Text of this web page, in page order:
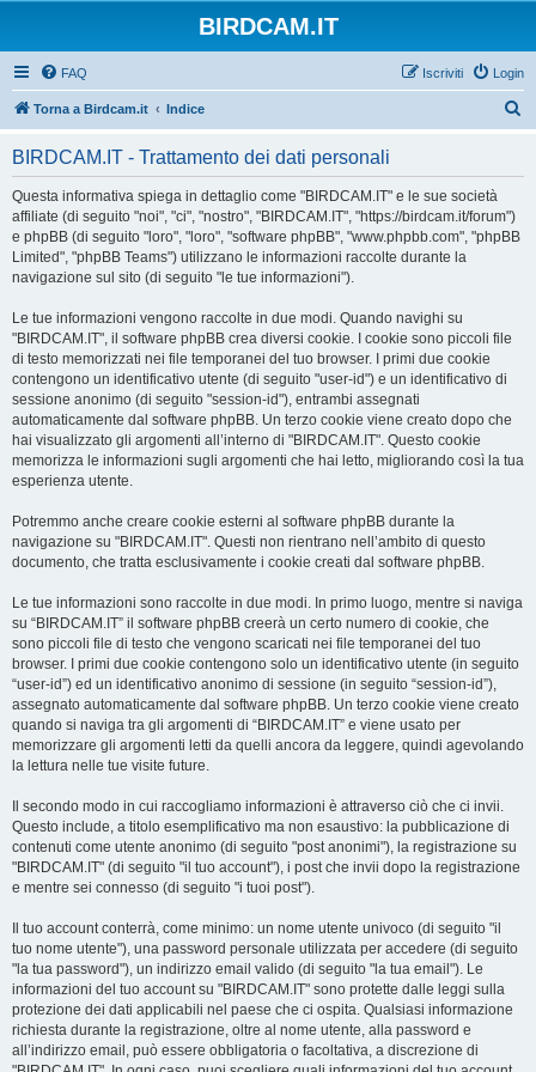
BIRDCAM.IT
FAQ Login
Iscriviti
Torna a Birdcam.it Indice
BIRDCAM.IT - Trattamento dei dati personali
Questa informativa spiega in dettaglio come "BIRDCAM.IT" e le sue società
affiliate (di seguito "noi", "ci", "nostro", "BIRDCAM.IT", "https://birdcam.it/forum")
e phpBB (di seguito "loro", "loro", "software phpBB", "www.phpbb.com", "phpBB
Limited", "phpBB Teams") utilizzano le informazioni raccolte durante la
navigazione sul sito (di seguito "le tue informazioni").
Le tue informazioni vengono raccolte in due modi. Quando navighi su
"BIRDCAM.IT", il software phpBB crea diversi cookie. I cookie sono piccoli file
di testo memorizzati nei file temporanei del tuo browser. I primi due cookie
contengono un identificativo utente (di seguito "user-id") e un identificativo di
sessione anonimo (di seguito "session-id"), entrambi assegnati
automaticamente dal software phpBB. Un terzo cookie viene creato dopo che
hai visualizzato gli argomenti all’interno di "BIRDCAM.IT". Questo cookie
memorizza le informazioni sugli argomenti che hai letto, migliorando così la tua
esperienza utente.
Potremmo anche creare cookie esterni al software phpBB durante la
navigazione su "BIRDCAM.IT". Questi non rientrano nell’ambito di questo
documento, che tratta esclusivamente i cookie creati dal software phpBB.
Le tue informazioni sono raccolte in due modi. In primo luogo, mentre si naviga
su “BIRDCAM.IT” il software phpBB creerà un certo numero di cookie, che
sono piccoli file di testo che vengono scaricati nei file temporanei del tuo
browser. I primi due cookie contengono solo un identificativo utente (in seguito
“user-id”) ed un identificativo anonimo di sessione (in seguito “session-id”),
assegnato automaticamente dal software phpBB. Un terzo cookie viene creato
quando si naviga tra gli argomenti di “BIRDCAM.IT” e viene usato per
memorizzare gli argomenti letti da quelli ancora da leggere, quindi agevolando
la lettura nelle tue visite future.
Il secondo modo in cui raccogliamo informazioni è attraverso ciò che ci invii.
Questo include, a titolo esemplificativo ma non esaustivo: la pubblicazione di
contenuti come utente anonimo (di seguito "post anonimi"), la registrazione su
"BIRDCAM.IT" (di seguito "il tuo account"), i post che invii dopo la registrazione
e mentre sei connesso (di seguito "i tuoi post").
Il tuo account conterrà, come minimo: un nome utente univoco (di seguito "il
tuo nome utente"), una password personale utilizzata per accedere (di seguito
"la tua password"), un indirizzo email valido (di seguito "la tua email"). Le
informazioni del tuo account su "BIRDCAM.IT" sono protette dalle leggi sulla
protezione dei dati applicabili nel paese che ci ospita. Qualsiasi informazione
richiesta durante la registrazione, oltre al nome utente, alla password e
all’indirizzo email, può essere obbligatoria o facoltativa, a discrezione di